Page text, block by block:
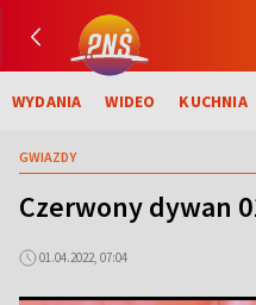
WYDANIA WIDEO KUCHNIA
GWIAZDY
Czerwony dywan
01.04.2022, 07:04